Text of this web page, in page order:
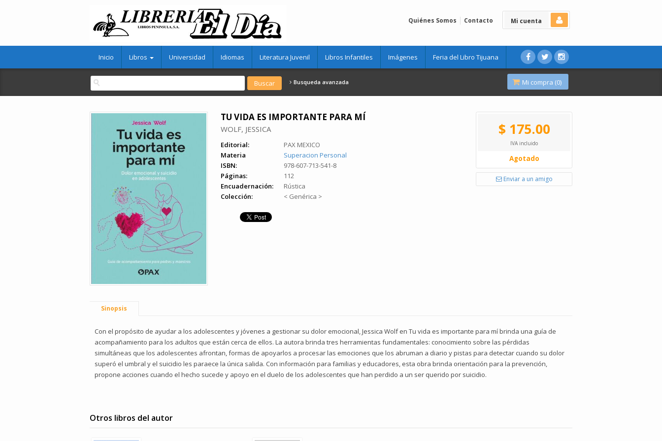
Mi cuenta
Quiénes Somos Contacto
Inicio Libros Universidad Idiomas Literatura Juvenil Libros Infantiles Imágenes Feria del Libro Tijuana
Busqueda avanzada Mi compra (0)
TU VIDA ES IMPORTANTE PARA MÍ
WOLF, JESSICA
Editorial:
PAX MEXICO
Materia
Superacion Personal
ISBN:
978-607-713-541-8
Páginas:
112
Encuadernación:
Rústica
Colección:
< Genérica >
$ 175.00
IVA incluido
Agotado
Enviar a un amigo
Sinopsis
Con el propósito de ayudar a los adolescentes y jóvenes a gestionar su dolor emocional, Jessica Wolf en Tu vida es importante para mí brinda una guía de
acompañamiento para los adultos que están cerca de ellos. La autora brinda tres herramientas fundamentales: conocimiento sobre las pérdidas
simultáneas que los adolescentes afrontan, formas de apoyarlos a procesar las emociones que los abruman a diario y pistas para detectar cuando su dolor
superó el umbral y el suicidio les paraece la única salida. Con información para familias y educadores, esta obra brinda orientación para la prevención,
propone acciones cuando el hecho sucede y apoyo en el duelo de los adolescentes que han perdido a un ser querido por suicidio.
Otros libros del autor